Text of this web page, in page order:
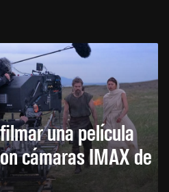
una película
cámaras IMAX de